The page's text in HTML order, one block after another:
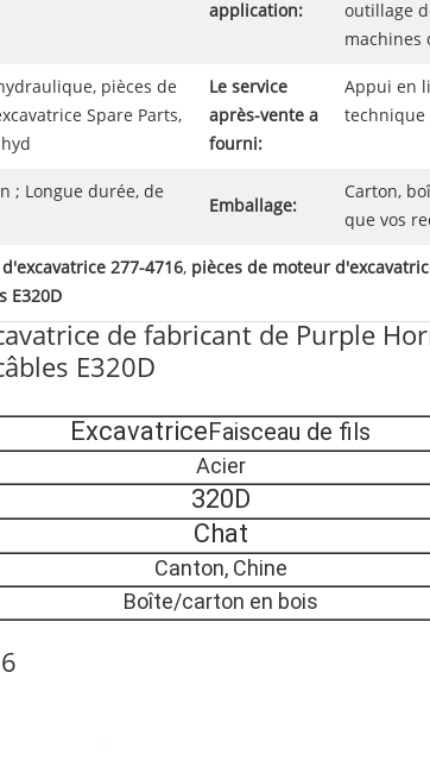
application:
outillage
machines
pièces de
Spare Parts,
Le service
après-vente a
fourni:
Appui en
technique
; Longue durée, de
Emballage:
Carton,
que vos
277-4716, pièces de moteur
E320D
de fabricant de Purple
E320D
ExcavatriceFaisceau de fils
Acier
320D
Chat
Canton, Chine
Boîte/carton en bois